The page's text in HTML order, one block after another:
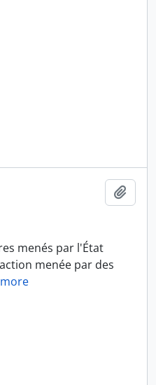
menés par l'État
menée par des